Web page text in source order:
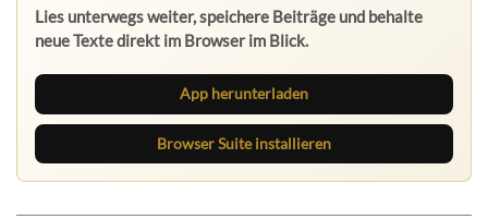
Lies unterwegs weiter, speichere Beiträge und behalte
neue Texte direkt im Browser im Blick.
App herunterladen
Browser Suite installieren